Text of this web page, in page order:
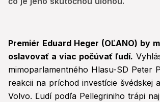
Premiér Eduard Heger (OĽANO) by
oslavovať a viac počúvať ľudí.
mimoparlamentného Hlasu-SD Peter
reakcii na príchod investície švédskej
Volvo. Ľudí podľa Pellegriniho trápi